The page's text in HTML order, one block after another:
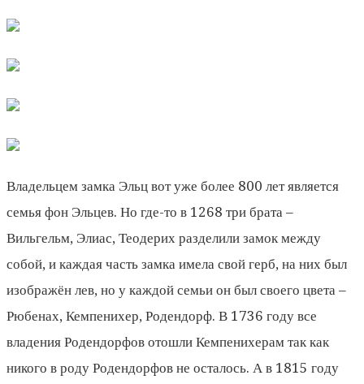
Владельцем замка Эльц вот уже более 800 лет является
семья фон Эльцев. Но где-то в 1268 три брата –
Вильгельм, Элиас, Теодерих разделили замок между
собой, и каждая часть замка имела свой герб, на них был
изображён лев, но у каждой семьи он был своего цвета –
Рюбенах, Кемпенихер, Родендорф. В 1736 году все
владения Родендорфов отошли Кемпенихерам так как
никого в роду Родендорфов не осталось. А в 1815 году